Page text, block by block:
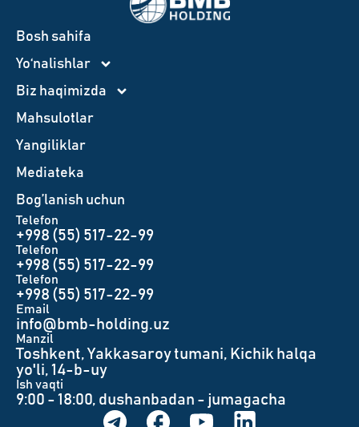
Bosh sahifa
Yo‘nalishlar
Biz haqimizda
Mahsulotlar
Yangiliklar
Mediateka
Bog’lanish uchun
Telefon
+998 (55) 517-22-99
Telefon
+998 (55) 517-22-99
Telefon
+998 (55) 517-22-99
Email
info@bmb-holding.uz​
Manzil
Toshkent, Yakkasaroy tumani, Kichik halqa
yo'li, 14-b-uy
Ish vaqti
9:00 - 18:00, dushanbadan - jumagacha